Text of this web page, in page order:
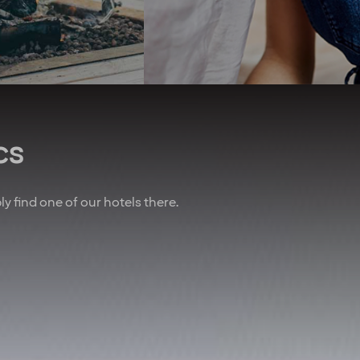
that, we’ve also
with other
to give you sweet
air travel, charter
car rental and lots
for at least 20% of
working hours.
We promote equal rights
above all and are proud
sponsors of Pride.
Regardless of your ethnicity,
gender, religious beliefs,
find one of our hotels there.